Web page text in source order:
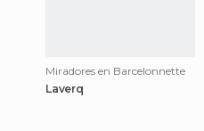
Miradores en Barcelonnette
Laverq